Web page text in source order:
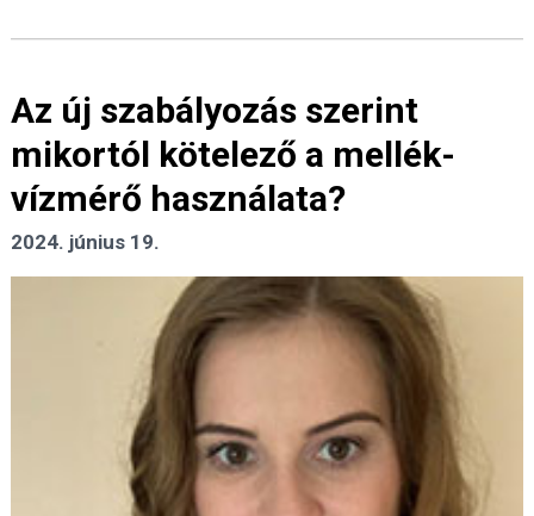
Az új szabályozás szerint
mikortól kötelező a mellék-
vízmérő használata?
2024. június 19.